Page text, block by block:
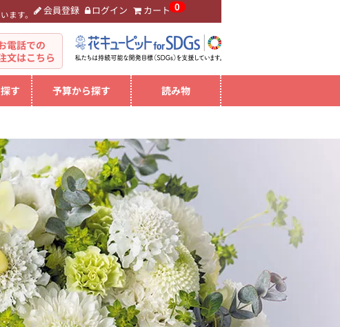
ます。 会員登録 ログイン カート 0
電話での
文はこちら
す 予算から探す 読み物